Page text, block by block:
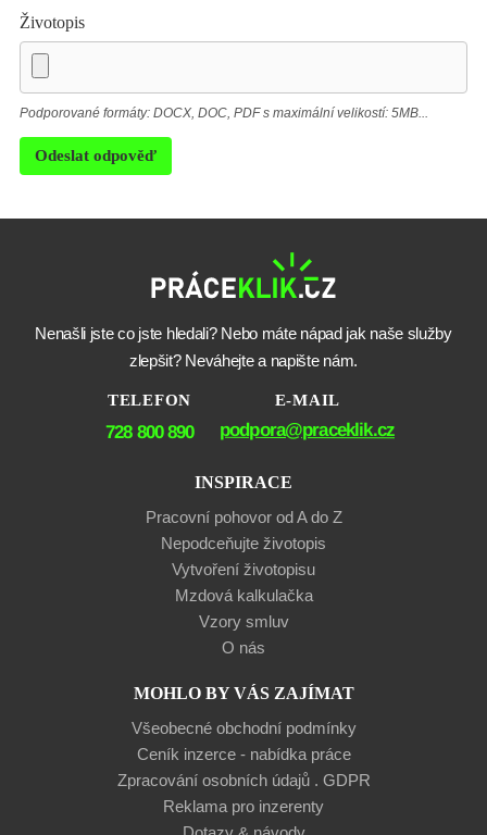
Životopis
Podporované formáty: DOCX, DOC, PDF s maximální velikostí: 5MB...
Odeslat odpověď
Nenašli jste co jste hledali? Nebo máte nápad jak naše služby
zlepšit? Neváhejte a napište nám.
TELEFON
728 800 890
E-MAIL
podpora@praceklik.cz
INSPIRACE
Pracovní pohovor od A do Z
Nepodceňujte životopis
Vytvoření životopisu
Mzdová kalkulačka
Vzory smluv
O nás
MOHLO BY VÁS ZAJÍMAT
Všeobecné obchodní podmínky
Ceník inzerce - nabídka práce
Zpracování osobních údajů . GDPR
Reklama pro inzerenty